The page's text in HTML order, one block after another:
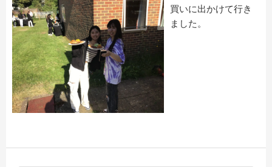
買いに出かけて行き
ました。